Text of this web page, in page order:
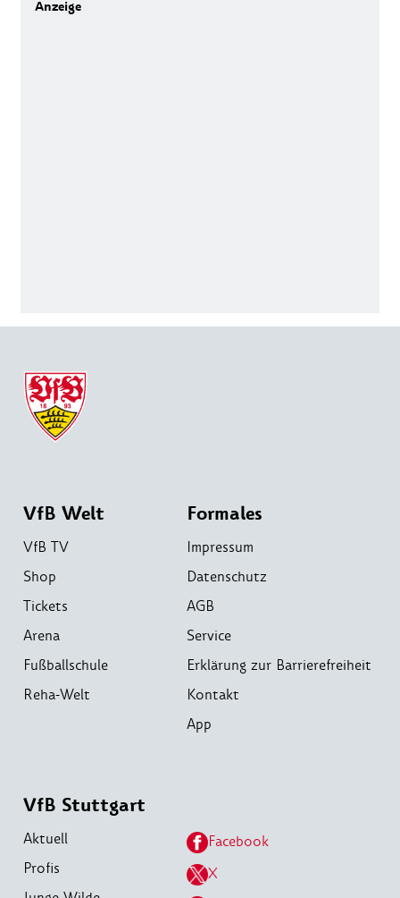
VfB Welt
VfB TV
Shop
Tickets
Arena
Fußballschule
Reha-Welt
Formales
Impressum
Datenschutz
AGB
Service
Erklärung zur Barrierefreiheit
Kontakt
App
VfB Stuttgart
Aktuell
Profis
Facebook
X